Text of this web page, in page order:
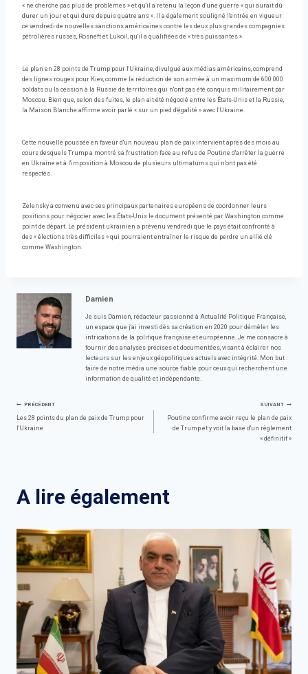
« ne cherche pas plus de problèmes » et qu'il a retenu la leçon d'une guerre « qui aurait dû
durer un jour et qui dure depuis quatre ans ». Il a également souligné l'entrée en vigueur
ce vendredi de nouvelles sanctions américaines contre les deux plus grandes compagnies
pétrolières russes, Rosneft et Lukoil, qu'il a qualifiées de « très puissantes ».
Le plan en 28 points de Trump pour l'Ukraine, divulgué aux médias américains, comprend
des lignes rouges pour Kiev, comme la réduction de son armée à un maximum de 600 000
soldats ou la cession à la Russie de territoires qui n'ont pas été conquis militairement par
Moscou. Bien que, selon des fuites, le plan ait été négocié entre les États-Unis et la Russie,
la Maison Blanche affirme avoir parlé « sur un pied d'égalité » avec l'Ukraine.
Cette nouvelle poussée en faveur d'un nouveau plan de paix intervient après des mois au
cours desquels Trump a montré sa frustration face au refus de Poutine d'arrêter la guerre
en Ukraine et à l'imposition à Moscou de plusieurs ultimatums qui n'ont pas été
respectés.
Zelensky a convenu avec ses principaux partenaires européens de coordonner leurs
positions pour négocier avec les États-Unis le document présenté par Washington comme
point de départ. Le président ukrainien a prévenu vendredi que le pays était confronté à
des « élections très difficiles » qui pourraient entraîner le risque de perdre un allié clé
comme Washington.
Damien
Je suis Damien, rédacteur passionné à Actualité Politique Française,
un espace que j'ai investi dès sa création en 2020 pour démêler les
intrications de la politique française et européenne. Je me consacre à
fournir des analyses précises et documentées, visant à éclairer nos
lecteurs sur les enjeux géopolitiques actuels avec intégrité. Mon but :
faire de notre média une source fiable pour ceux qui recherchent une
information de qualité et indépendante.
Navigation
PRÉCÉDENT
Les 28 points du plan de paix de Trump pour
l'Ukraine
SUIVANT
Poutine confirme avoir reçu le plan de paix
de Trump et y voit la base d'un règlement
« définitif »
A lire également